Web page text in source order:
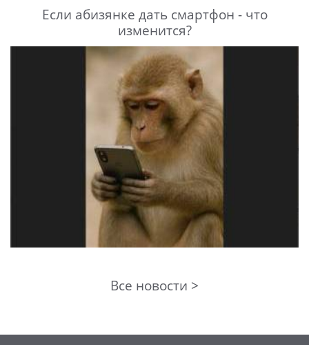
Если абизянке дать смартфон - что
изменится?
Все новости >